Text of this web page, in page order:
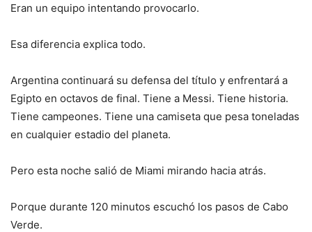
Eran un equipo intentando provocarlo.
Esa diferencia explica todo.
Argentina continuará su defensa del título y enfrentará a
Egipto en octavos de final. Tiene a Messi. Tiene historia.
Tiene campeones. Tiene una camiseta que pesa toneladas
en cualquier estadio del planeta.
Pero esta noche salió de Miami mirando hacia atrás.
Porque durante 120 minutos escuchó los pasos de Cabo
Verde.